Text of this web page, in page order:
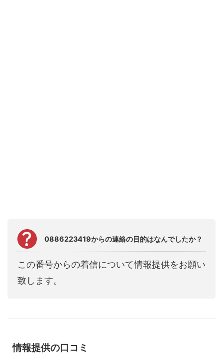
0886223419からの連絡の目的はなんでしたか？
この番号からの着信について情報提供をお願い
致します。
情報提供の口コミ